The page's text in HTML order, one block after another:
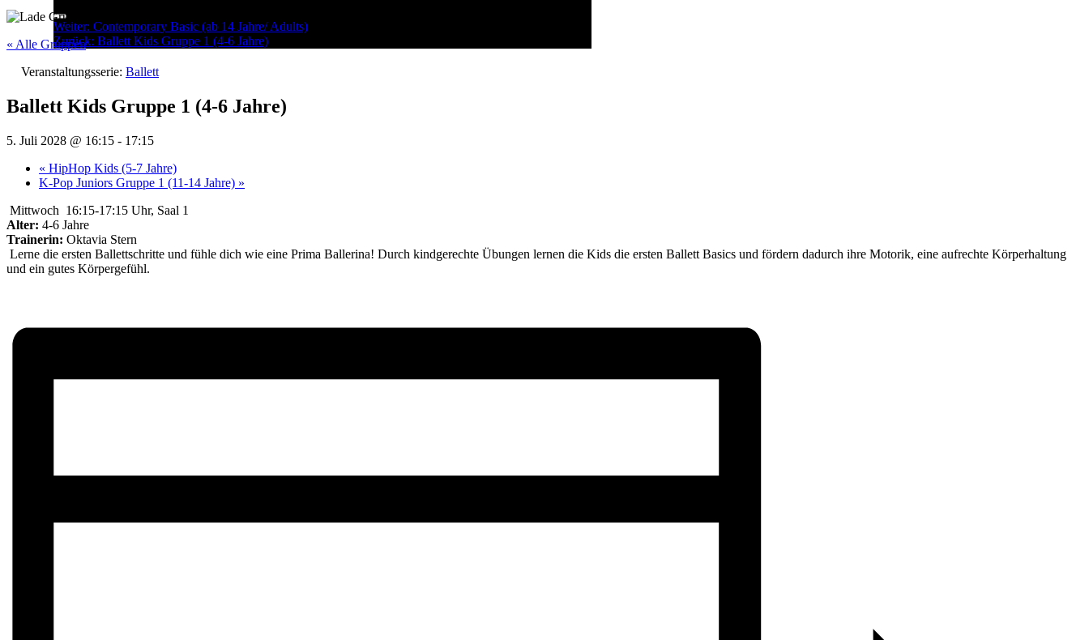
Menu
Post
navigation
Weiter: Contemporary Basic (ab 14 Jahre/ Adults)
Zurück: Ballett Kids Gruppe 1 (4-6 Jahre)
« Alle Gruppen
Veranstaltungsserie: Ballett
Ballett Kids Gruppe 1 (4-6 Jahre)
5. Juli 2028 @ 16:15 - 17:15
« HipHop Kids (5-7 Jahre)
K-Pop Juniors Gruppe 1 (11-14 Jahre) »
Mittwoch 16:15-17:15 Uhr, Saal 1
Alter: 4-6 Jahre
Trainerin: Oktavia Stern
Lerne die ersten Ballettschritte und fühle dich wie eine Prima Ballerina! Durch kindgerechte Übungen lernen die Kids die ersten Ballett Basics und fördern dadurch ihre Motorik, eine aufrechte Körperhaltung
und ein gutes Körpergefühl.